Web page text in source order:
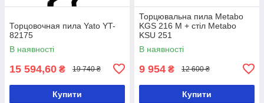
Торцовочная пила Yato YT-
82175
В наявності
15 594,60 ₴ 19 740 ₴
Купити
Торцювальна пила Metabo
KGS 216 M + стіл Metabo
KSU 251
В наявності
9 954 ₴ 12 600 ₴
Купити